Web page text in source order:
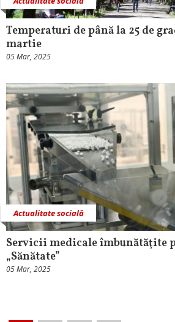
Temperaturi de până la 25 de
martie
05 Mar, 2025
Actualitate socială
Servicii medicale îmbunătăţite
„Sănătate”
05 Mar, 2025